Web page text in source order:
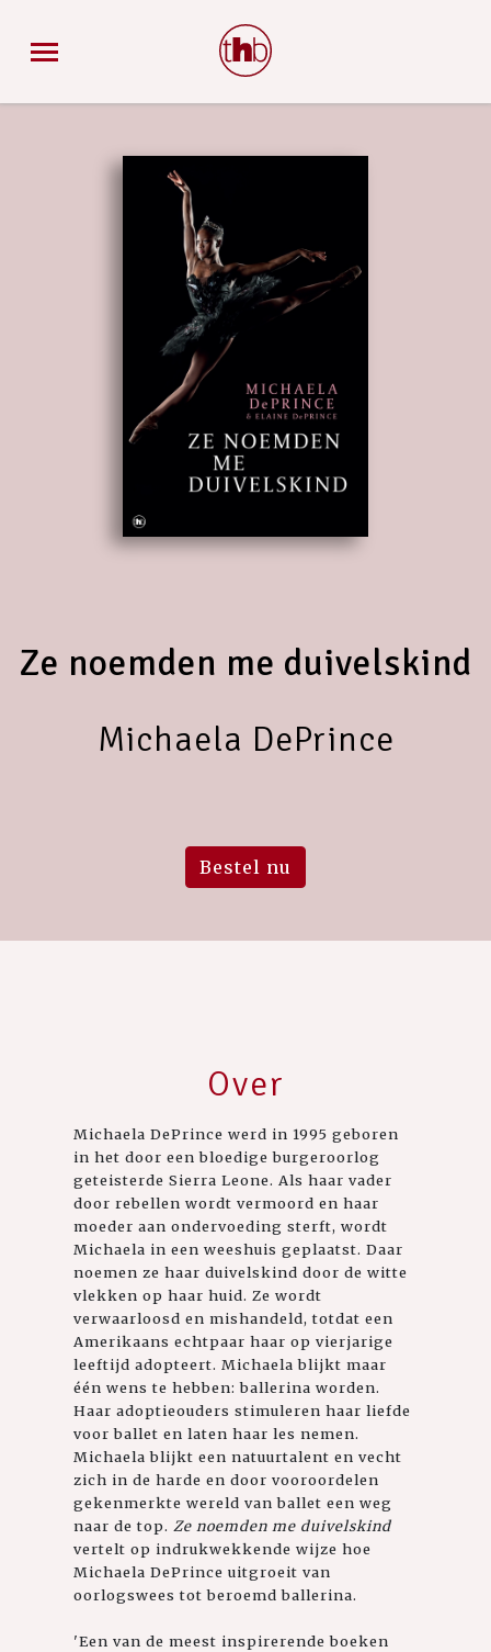
Ze noemden me duivelskind
Michaela DePrince
Bestel nu
Over
Michaela DePrince werd in 1995 geboren
in het door een bloedige burgeroorlog
geteisterde Sierra Leone. Als haar vader
door rebellen wordt vermoord en haar
moeder aan ondervoeding sterft, wordt
Michaela in een weeshuis geplaatst. Daar
noemen ze haar duivelskind door de witte
vlekken op haar huid. Ze wordt
verwaarloosd en mishandeld, totdat een
Amerikaans echtpaar haar op vierjarige
leeftijd adopteert. Michaela blijkt maar
één wens te hebben: ballerina worden.
Haar adoptieouders stimuleren haar liefde
voor ballet en laten haar les nemen.
Michaela blijkt een natuurtalent en vecht
zich in de harde en door vooroordelen
gekenmerkte wereld van ballet een weg
naar de top.Ze noemden me duivelskind
vertelt op indrukwekkende wijze hoe
Michaela DePrince uitgroeit van
oorlogswees tot beroemd ballerina.
'Een van de meest inspirerende boeken